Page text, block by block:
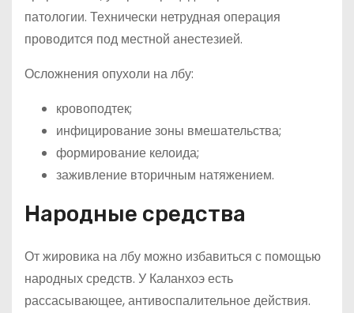
патологии. Технически нетрудная операция
проводится под местной анестезией.
Осложнения опухоли на лбу:
кровоподтек;
инфицирование зоны вмешательства;
формирование келоида;
заживление вторичным натяжением.
Народные средства
От жировика на лбу можно избавиться с помощью
народных средств. У Каланхоэ есть
рассасывающее, антивоспалительное действия.